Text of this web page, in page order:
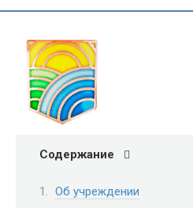
Содержание
Об учреждении